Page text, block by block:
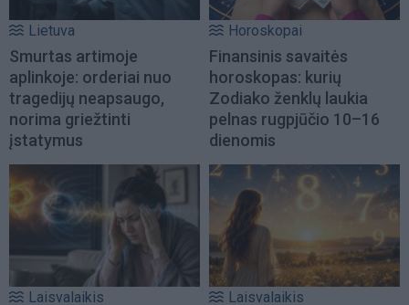
Lietuva
Smurtas artimoje
aplinkoje: orderiai nuo
tragedijų neapsaugo,
norima griežtinti
įstatymus
Horoskopai
Finansinis savaitės
horoskopas: kurių
Zodiako ženklų laukia
pelnas rugpjūčio 10–16
dienomis
Laisvalaikis Laisvalaikis